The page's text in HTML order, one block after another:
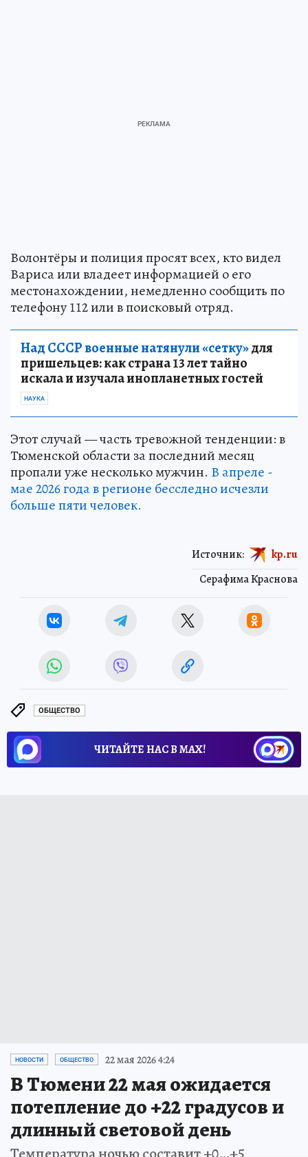
Волонтёры и полиция просят всех, кто видел
Вариса или владеет информацией о его
местонахождении, немедленно сообщить по
телефону 112 или в поисковый отряд.
Над СССР военные натянули «сетку»для
пришельцев: как страна 13 лет тайно
искала и изучала инопланетных гостей
НАУКА
Этот случай — часть тревожной тенденции: в
Тюменской области за последний месяц
пропали уже несколько мужчин. В апреле -
мае 2026 года в регионе бесследно исчезли
больше пяти человек.
Серафима Краснова
Источник: kp.ru
ОБЩЕСТВО
ЧИТАЙТЕ НАС В МАХ!
НОВОСТИ ОБЩЕСТВО 22 мая 2026 4:24
В Тюмени 22 мая ожидается
потепление до +22 градусов и
длинный световой день